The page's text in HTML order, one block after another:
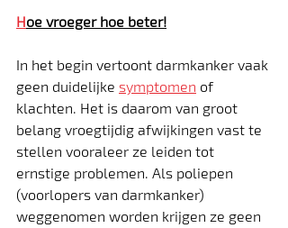
Hoe vroeger hoe beter!
In het begin vertoont darmkanker vaak
geen duidelijke symptomen of
klachten. Het is daarom van groot
belang vroegtijdig afwijkingen vast te
stellen vooraleer ze leiden tot
ernstige problemen. Als poliepen
(voorlopers van darmkanker)
weggenomen worden krijgen ze geen